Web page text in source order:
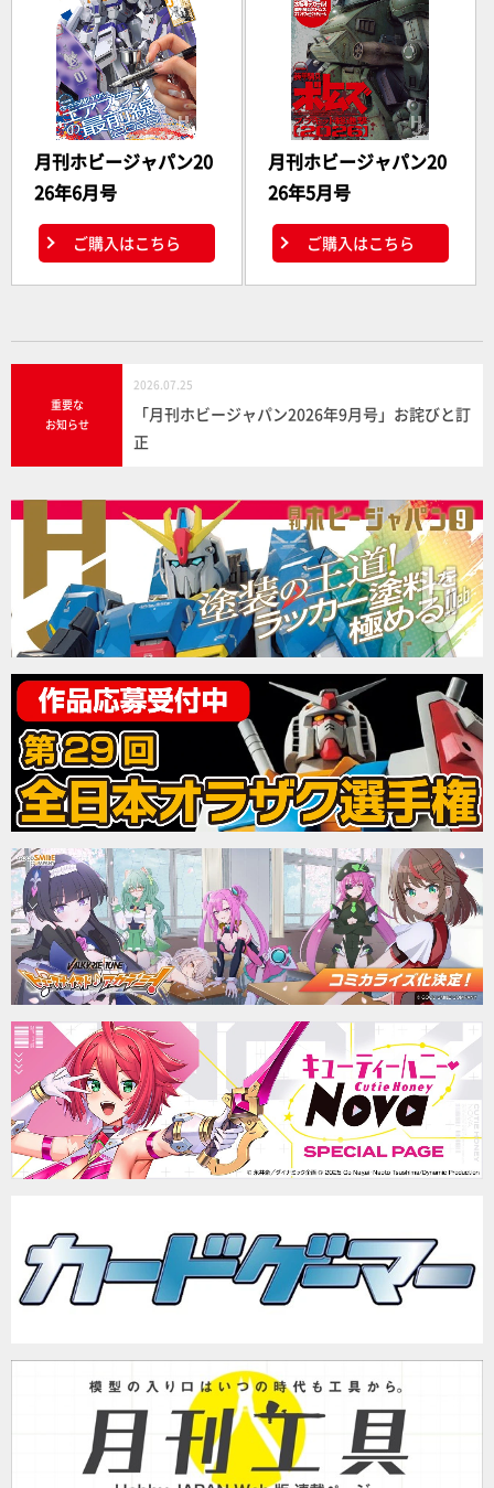
月刊ホビージャパン20
26年6月号
ご購入はこちら
月刊ホビージャパン20
26年5月号
ご購入はこちら
重要な
お知らせ
2026.07.25
「月刊ホビージャパン2026年9月号」お詫びと訂
正